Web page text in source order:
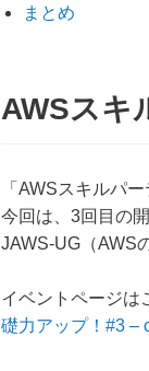
まとめ
AWSスキ
「AWSスキルパ
今回は、3回目の
JAWS-UG（AWS
イベントページは
礎力アップ！#3 –